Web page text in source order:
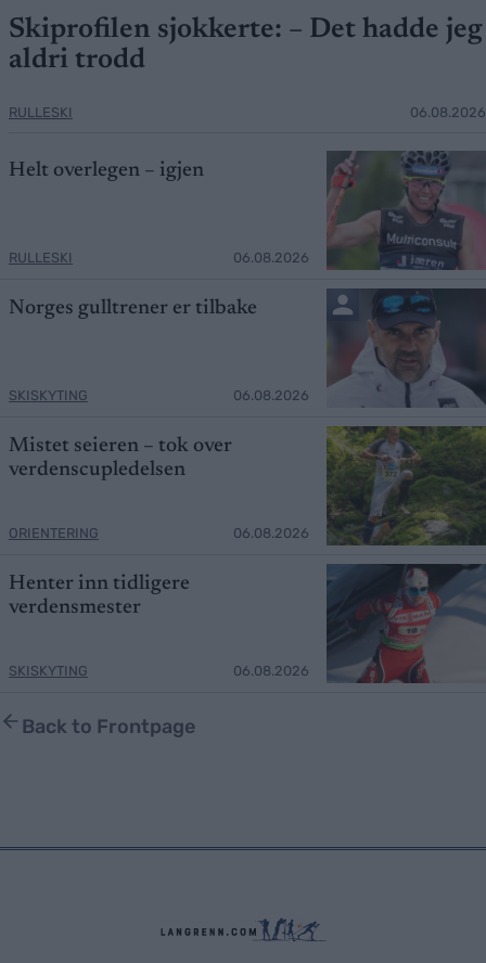
Skiprofilen sjokkerte: – Det hadde jeg
aldri trodd
RULLESKI 06.08.2026
Helt overlegen – igjen
RULLESKI 06.08.2026
Norges gulltrener er tilbake
SKISKYTING 06.08.2026
Mistet seieren – tok over
verdenscupledelsen
ORIENTERING 06.08.2026
Henter inn tidligere
verdensmester
SKISKYTING 06.08.2026
Back to Frontpage